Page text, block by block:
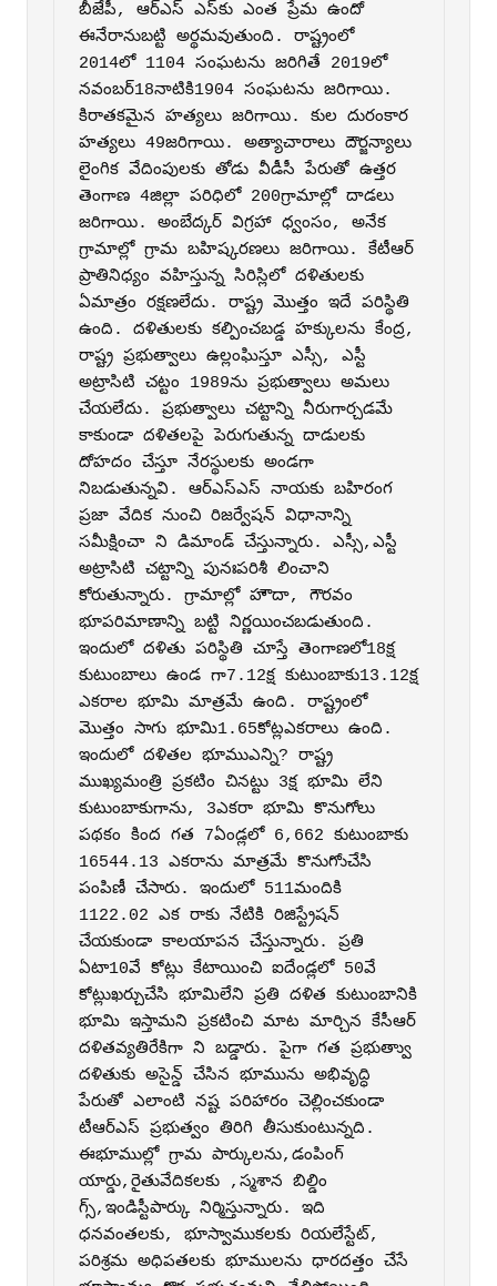
బీజేపీ, ఆర్‌ఎస్‌ ఎస్‌కు ఎంత ప్రేమ ఉందో
ఈనేరానుబట్టి అర్థమవుతుంది. రాష్ట్రంలో
2014లో 1104 సంఘటను జరిగితే 2019లో
నవంబర్‌18నాటికి1904 సంఘటను జరిగాయి.
కిరాతకమైన హత్యలు జరిగాయి. కుల దురంకార
హత్యలు 49జరిగాయి. అత్యాచారాలు దౌర్జన్యాలు
లైంగిక వేదింపుల‌కు తోడు వీడీసీ పేరుతో ఉత్తర
తెంగాణ 4జిల్లా పరిధిలో 200గ్రామాల్లో దాడలు
జరిగాయి. అంబేద్కర్‌ విగ్రహా ధ్వంసం, అనేక
గ్రామాల్లో గ్రామ బహిష్కరణలు జరిగాయి. కేటీఆర్‌
ప్రాతినిధ్యం వహిస్తున్న సిరిస్లిలో దళితుల‌కు
ఏమాత్రం రక్షణలేదు. రాష్ట్ర మొత్తం ఇదే పరిస్థితి
ఉంది. దళితుల‌కు కల్పించబడ్డ హక్కుల‌ను కేంద్ర,
రాష్ట్ర ప్రభుత్వాలు ఉల్లంఘిస్తూ ఎస్సీ, ఎస్టీ
అట్రాసిటి చట్టం 1989ను ప్రభుత్వాలు అమ‌లు
చేయలేదు. ప్రభుత్వాలు చట్టాన్ని నీరుగార్చడమే
కాకుండా దళితల‌పై పెరుగుతున్న దాడుల‌కు
దోహదం చేస్తూ నేరస్థుల‌కు అండగా
నిబడుతున్నవి. ఆర్‌ఎస్‌ఎస్‌ నాయకు బహిరంగ
ప్రజా వేదిక నుంచి రిజర్వేషన్‌ విధానాన్ని
సమీక్షించా ని డిమాండ్‌ చేస్తున్నారు. ఎస్సీ,ఎస్టీ
అట్రాసిటి చట్టాన్ని పునః‌పరిశీ లించాని
కోరుతున్నారు. గ్రామాల్లో హౌదా, గౌరవం
భూపరిమాణాన్ని బట్టి నిర్ణయించబడుతుంది.
ఇందులో దళితు పరిస్థితి చూస్తే తెంగాణలో18క్ష
కుటుంబాలు ఉండ గా7.12క్ష కుటుంబాకు13.12క్ష
ఎకరాల‌ భూమి మాత్రమే ఉంది. రాష్ట్రంలో
మొత్తం సాగు భూమి1.65కోట్లఎకరాలు ఉంది.
ఇందులో దళితల‌ భూముఎన్ని? రాష్ట్ర
ముఖ్యమంత్రి ప్రకటిం చినట్టు 3క్ష భూమి లేని
కుటుంబాకుగాను, 3ఎకరా భూమి కొనుగోలు
పథకం కింద గత 7ఏండ్లలో 6,662 కుటుంబాకు
16544.13 ఎకరాను మాత్రమే కొనుగోుచేసి
పంపిణీ చేసారు. ఇందులో 511మందికి
1122.02 ఎక రాకు నేటికి రిజిస్ట్రేషన్‌
చేయకుండా కాల‌యాపన చేస్తున్నారు. ప్రతి
ఏటా10వే కోట్లు కేటాయించి ఐదేండ్లలో 50వే
కోట్లుఖర్చుచేసి భూమిలేని ప్రతి దళిత కుటుంబానికి
భూమి ఇస్తామని ప్రకటించి మాట మార్చిన కేసీఆర్‌
దళితవ్యతిరేకిగా ని బడ్డారు. పైగా గత ప్రభుత్వాు
దళితుకు అసైన్డ్‌ చేసిన భూమును అభివృద్ధి
పేరుతో ఎలాంటి నష్ట పరిహారం చెల్లించకుండా
టీఆర్‌ఎస్‌ ప్రభుత్వం తిరిగి తీసుకుంటున్నది.
ఈభూముల్లో గ్రామ పార్కుల‌ను,డంపింగ్‌
యార్డు,రైతువేదికల‌కు ,స్మశాన బిల్డిం
గ్స్‌,ఇండిస్టీపార్కు నిర్మిస్తున్నారు. ఇది
ధనవంతల‌కు, భూస్వాముకల‌కు రియలేస్టేట్‌,
పరిశ్రమ అధిపతల‌కు భూముల‌ను ధారదత్తం చేసే